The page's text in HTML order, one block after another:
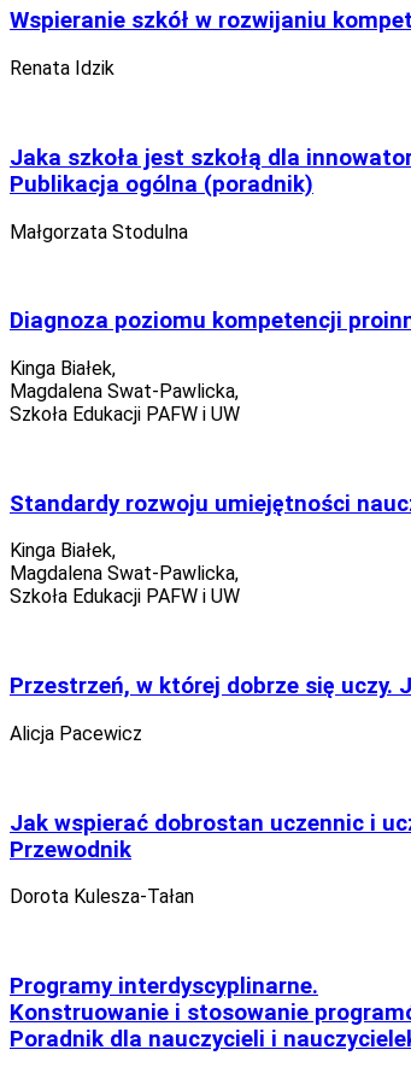
Wspieranie szkół w rozwijaniu
Renata Idzik
Jaka szkoła jest szkołą dla
Publikacja ogólna (poradnik)
Małgorzata Stodulna
Diagnoza poziomu kompetencji
Kinga Białek,
Magdalena Swat-Pawlicka,
Szkoła Edukacji PAFW i UW
Standardy rozwoju umiejętności
Kinga Białek,
Magdalena Swat-Pawlicka,
Szkoła Edukacji PAFW i UW
Przestrzeń, w której dobrze się uczy.
Alicja Pacewicz
Jak wspierać dobrostan uczennic i
Przewodnik
Dorota Kulesza-Tałan
Programy interdyscyplinarne.
Konstruowanie i stosowanie
Poradnik dla nauczycieli i